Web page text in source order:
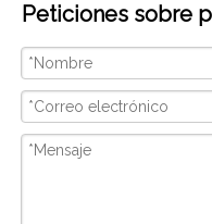
por la artesanía de
Peticiones sobre